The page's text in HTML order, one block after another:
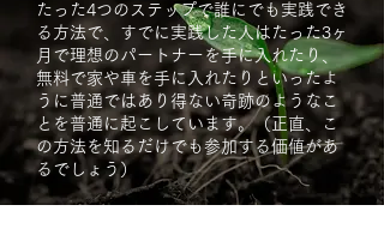
たった4つのステップで誰にでも実践でき
る方法で、すでに実践した人はたった3ヶ
月で理想のパートナーを手に入れたり、
無料で家や車を手に入れたりといったよ
うに普通ではあり得ない奇跡のようなこ
とを普通に起こしています。（正直、こ
の方法を知るだけでも参加する価値があ
るでしょう）